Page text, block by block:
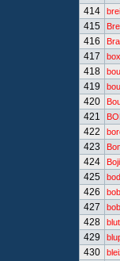
414
415
416
417
418
419
420
421
422
423
424
425
426
427
428
429
430